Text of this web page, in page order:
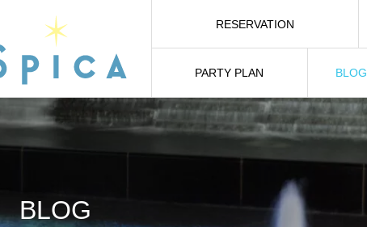
PARTY PLAN
BLOG
RESERVATION
BLOG